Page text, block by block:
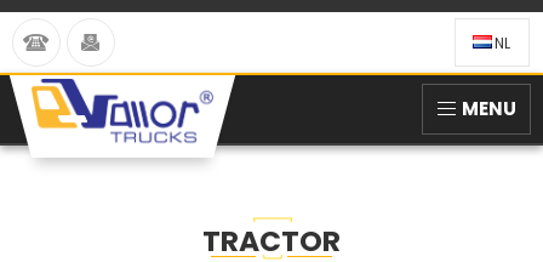
NL
MENU
TRACTOR